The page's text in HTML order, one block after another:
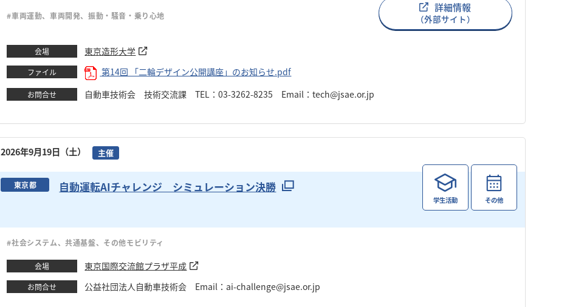
#車両運動、車両開発、振動・騒音・乗り心地
詳細情報
（外部サイト）
会場 東京造形大学
ファイル 第14回 「二輪デザイン公開講座」のお知らせ.pdf
お問合せ 自動車技術会 技術交流課 TEL：03-3262-8235 Email：tech@jsae.or.jp
2026年9月19日（土） 主催
東京都 自動運転AIチャレンジ シミュレーション決勝
学生活動 その他
#社会システム、共通基盤、その他モビリティ
会場 東京国際交流館プラザ平成
お問合せ 公益社団法人自動車技術会 Email：ai-challenge@jsae.or.jp